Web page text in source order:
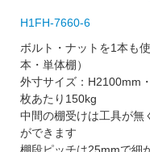
H1FH-7660-6
ボルト・ナットを1本も
本・単体棚）
外寸サイズ：H2100mm
枚あたり150kg
中間の棚受けは工具が無
ができます